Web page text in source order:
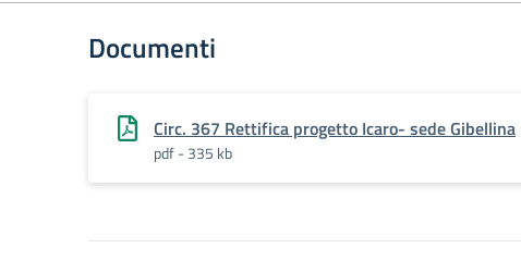
Documenti
Circ. 367 Rettifica progetto Icaro- sede Gibellina
pdf - 335 kb